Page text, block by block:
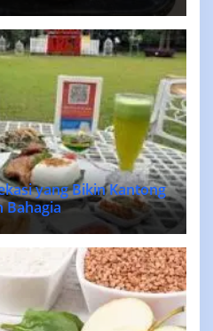
yang Bikin Kantong
Bahagia